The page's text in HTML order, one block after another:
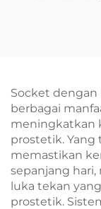
Socket
berbagai
meningkatkan
prostetik.
memastikan
sepanjang
luka tekan
prostetik.